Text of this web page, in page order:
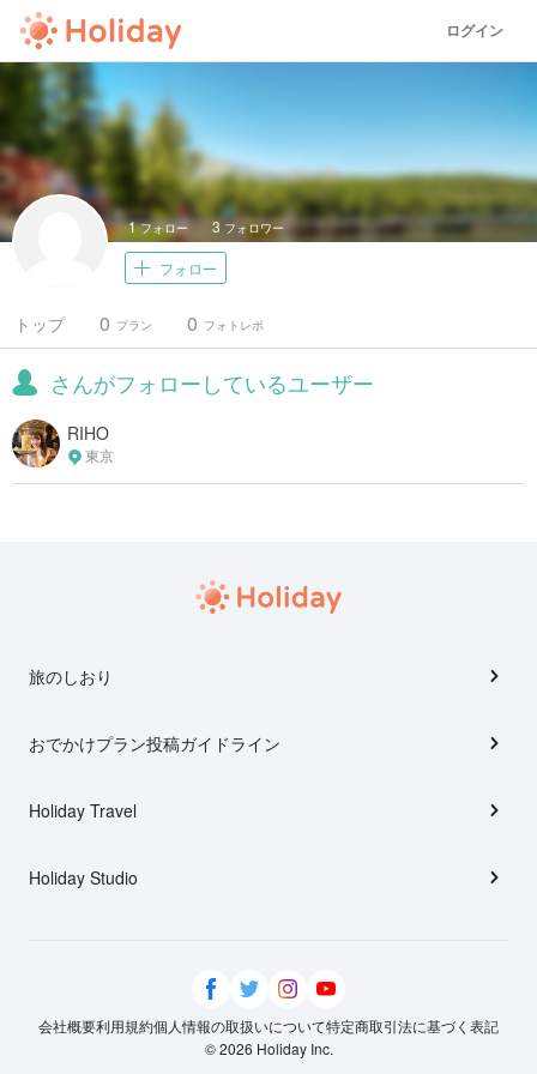
ログイン
1フォロー 3 フォロワー
フォロー
トップ プラン
0 フォトレポ
0
さんがフォローしているユーザー
RIHO
東京
旅のしおり
おでかけプラン投稿ガイドライン
Holiday Travel
Holiday Studio
会社概要利用規約個人情報の取扱いについて特定商取引法に基づく表記
© 2026 Holiday Inc.